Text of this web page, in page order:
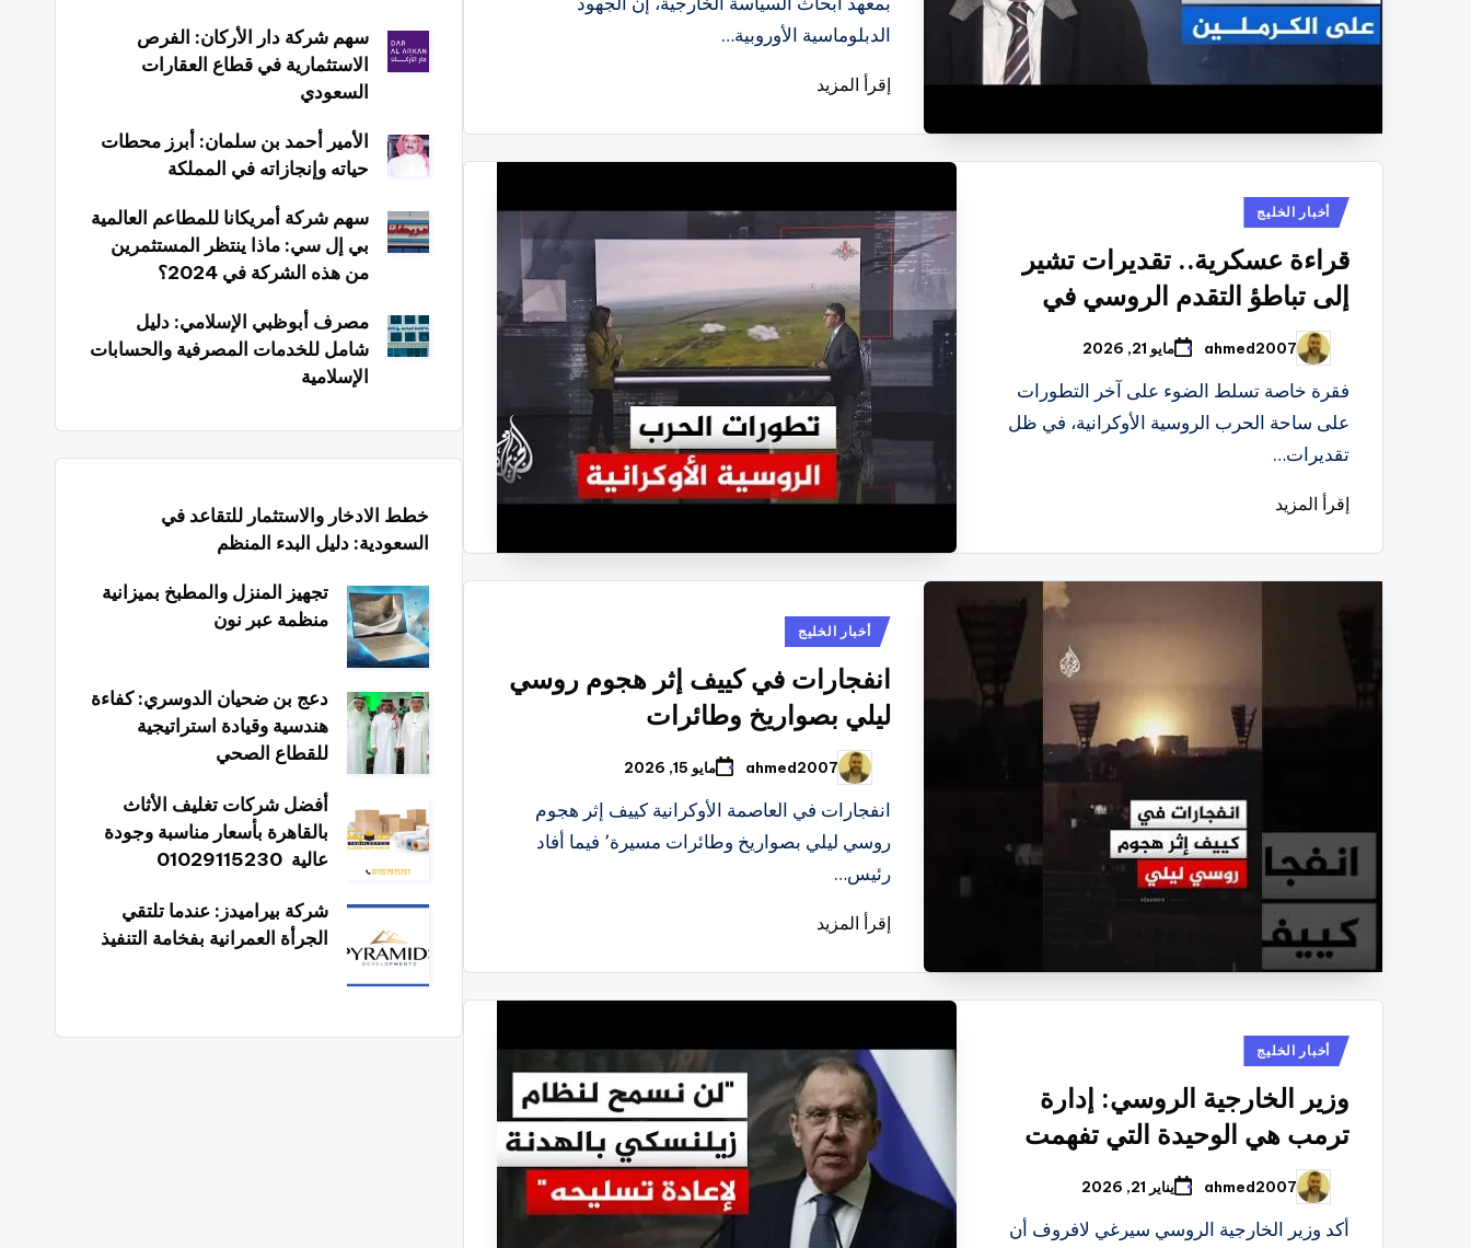
الدبلوماسية الأوروبية…
إقرأ المزيد
نُشرأخبار الخليج
قراءة عسكرية.. تقديرات تشير
إلى تباطؤ التقدم الروسي في
تمّ
النشر
بواسطة
ahmed2007 مايو 21, 2026
فقرة خاصة تسلط الضوء على آخر التطورات
على ساحة الحرب الروسية الأوكرانية، في ظل
تقديرات…
إقرأ المزيد
نُشرأخبار الخليج
انفجارات في كييف إثر هجوم روسي
ليلي بصواريخ وطائرات
تمّ
النشر
بواسطة
ahmed2007 مايو 15, 2026
انفجارات في العاصمة الأوكرانية كييف إثر هجوم
روسي ليلي بصواريخ وطائرات مسيرة٬ فيما أفاد
رئيس…
إقرأ المزيد
نُشرأخبار الخليج
وزير الخارجية الروسي: إدارة
ترمب هي الوحيدة التي تفهمت
تمّ
النشر
بواسطة
ahmed2007 يناير 21, 2026
أكد وزير الخارجية الروسي سيرغي لافروف أن
سهم شركة دار الأركان: الفرص
الاستثمارية في قطاع العقارات
السعودي
الأمير أحمد بن سلمان: أبرز محطات
حياته وإنجازاته في المملكة
سهم شركة أمريكانا للمطاعم العالمية
بي إل سي: ماذا ينتظر المستثمرين
من هذه الشركة في 2024؟
مصرف أبوظبي الإسلامي: دليل
شامل للخدمات المصرفية والحسابات
الإسلامية
خطط الادخار والاستثمار للتقاعد في
السعودية: دليل البدء المنظم
تجهيز المنزل والمطبخ بميزانية
منظمة عبر نون
دعج بن ضحيان الدوسري: كفاءة
هندسية وقيادة استراتيجية
للقطاع الصحي
أفضل شركات تغليف الأثاث
بالقاهرة بأسعار مناسبة وجودة
عالية 01029115230
شركة بيراميدز: عندما تلتقي
الجرأة العمرانية بفخامة التنفيذ